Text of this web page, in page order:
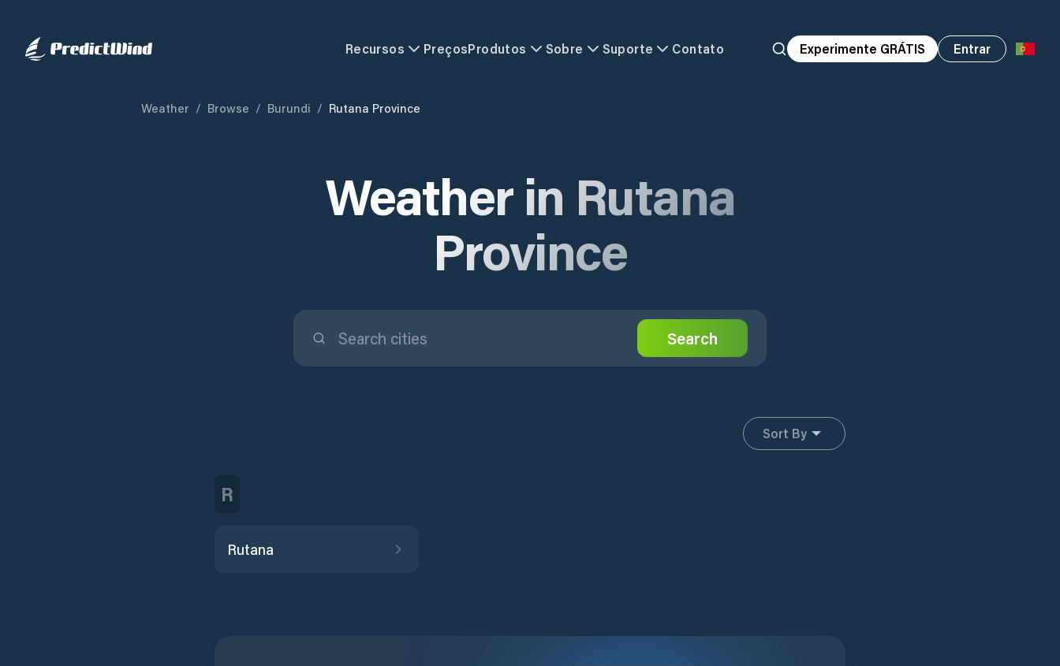
Recursos PreçosProdutos Sobre Suporte Contato Experimente GRÁTIS Entrar
Weather / Browse / Burundi / Rutana Province
Weather in Rutana
Province
Search
Sort By
R
Rutana